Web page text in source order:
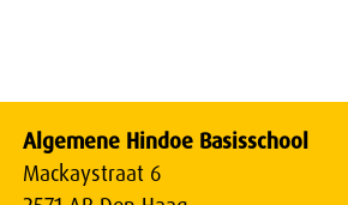
Algemene Hindoe Basisschool
Mackaystraat 6